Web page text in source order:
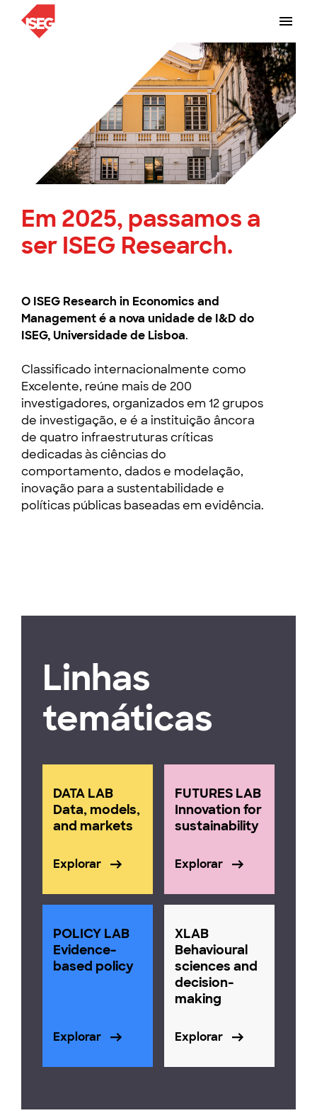
Em 2025, passamos a
ser ISEG Research.
O ISEG Research in Economics and
Management é a nova unidade de I&D do
ISEG, Universidade de Lisboa.
Classificado internacionalmente como
Excelente, reúne mais de 200
investigadores, organizados em 12 grupos
de investigação, e é a instituição âncora
de quatro infraestruturas críticas
dedicadas às ciências do
comportamento, dados e modelação,
inovação para a sustentabilidade e
políticas públicas baseadas em evidência.
Linhas
temáticas
DATA LAB
Data, models,
and markets
Explorar
FUTURES LAB
Innovation for
sustainability
Explorar
POLICY LAB
Evidence-
based policy
Explorar
XLAB
Behavioural
sciences and
decision-
making
Explorar